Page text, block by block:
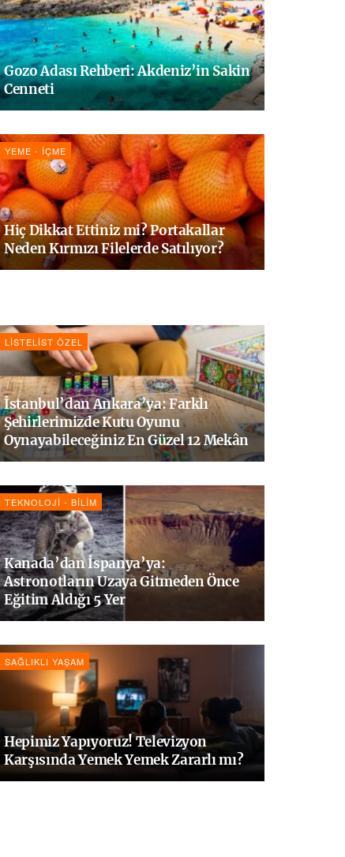
Gozo Adası Rehberi: Akdeniz’in Sakin
Cenneti
YEME - İÇME
Hiç Dikkat Ettiniz mi? Portakallar
Neden Kırmızı Filelerde Satılıyor?
LISTELIST ÖZEL
İstanbul’dan Ankara’ya: Farklı
Şehirlerimizde Kutu Oyunu
Oynayabileceğiniz En Güzel 12 Mekân
TEKNOLOJI - BILIM
Kanada’dan İspanya’ya:
Astronotların Uzaya Gitmeden Önce
Eğitim Aldığı 5 Yer
SAĞLIKLI YAŞAM
Hepimiz Yapıyoruz! Televizyon
Karşısında Yemek Yemek Zararlı mı?